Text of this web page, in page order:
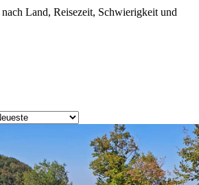
Land, Reisezeit, Schwierigkeit und